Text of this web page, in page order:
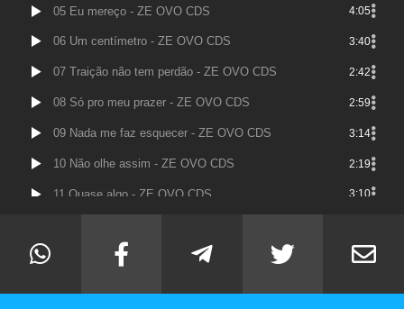
05 Eu mereço - ZE OVO CDS 4:05
06 Um centímetro - ZE OVO CDS 3:40
07 Traição não tem perdão - ZE OVO CDS 2:42
08 Só pro meu prazer - ZE OVO CDS 2:59
09 Nada me faz esquecer - ZE OVO CDS 3:14
10 Não olhe assim - ZE OVO CDS 2:19
11 Quase algo - ZE OVO CDS 3:10